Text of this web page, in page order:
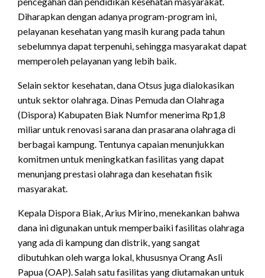
Diharapkan dengan adanya program-program ini,
pelayanan kesehatan yang masih kurang pada tahun
sebelumnya dapat terpenuhi, sehingga masyarakat dapat
memperoleh pelayanan yang lebih baik.
Selain sektor kesehatan, dana Otsus juga dialokasikan
untuk sektor olahraga. Dinas Pemuda dan Olahraga
(Dispora) Kabupaten Biak Numfor menerima Rp1,8
miliar untuk renovasi sarana dan prasarana olahraga di
berbagai kampung. Tentunya capaian menunjukkan
komitmen untuk meningkatkan fasilitas yang dapat
menunjang prestasi olahraga dan kesehatan fisik
masyarakat.
Kepala Dispora Biak, Arius Mirino, menekankan bahwa
dana ini digunakan untuk memperbaiki fasilitas olahraga
yang ada di kampung dan distrik, yang sangat
dibutuhkan oleh warga lokal, khususnya Orang Asli
Papua (OAP). Salah satu fasilitas yang diutamakan untuk